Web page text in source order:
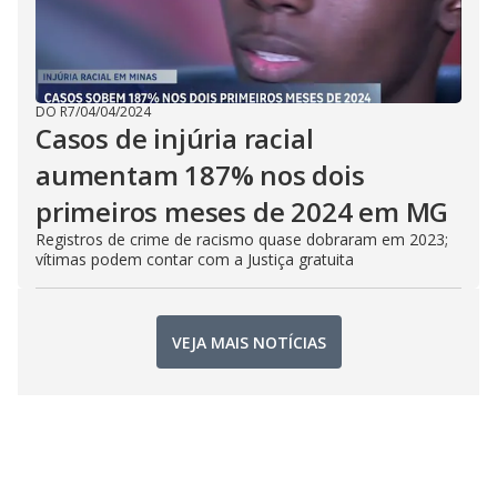
DO R7/04/04/2024
Casos de injúria racial
aumentam 187% nos dois
primeiros meses de 2024 em MG
Registros de crime de racismo quase dobraram em 2023;
vítimas podem contar com a Justiça gratuita
VEJA MAIS NOTÍCIAS